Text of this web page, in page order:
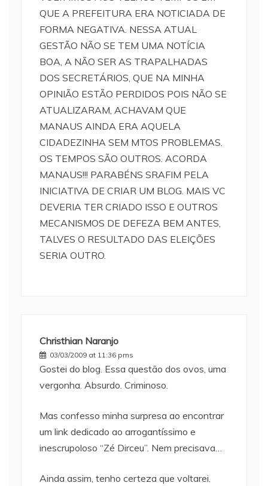
QUE A PREFEITURA ERA NOTICIADA DE
FORMA NEGATIVA. NESSA ATUAL
GESTÃO NÃO SE TEM UMA NOTÍCIA
BOA, A NÃO SER AS TRAPALHADAS
DOS SECRETÁRIOS, QUE NA MINHA
OPINIÃO ESTÃO PERDIDOS POIS NÃO SE
ATUALIZARAM, ACHAVAM QUE
MANAUS AINDA ERA AQUELA
CIDADEZINHA SEM MTOS PROBLEMAS.
OS TEMPOS SÃO OUTROS. ACORDA
MANAUS!!! PARABÉNS SRAFIM PELA
INICIATIVA DE CRIAR UM BLOG. MAIS VC
DEVERIA TER CRIADO ISSO E OUTROS
MECANISMOS DE DEFEZA BEM ANTES,
TALVES O RESULTADO DAS ELEIÇÕES
SERIA OUTRO.
Christhian Naranjo
03/03/2009 at 11:36 pms
Gostei do blog. Essa questão dos ovos, uma
vergonha. Absurdo. Criminoso.
Mas confesso minha surpresa ao encontrar
um link dedicado ao arrogantíssimo e
inescrupoloso “Zé Dirceu”. Nem precisava…
Ainda assim, tenho certeza que voltarei.